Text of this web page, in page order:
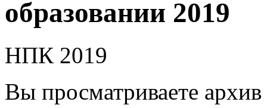
образовании 2019
НПК 2019
Вы просматриваете